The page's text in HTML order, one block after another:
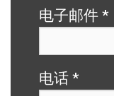
电子邮件 *
电话 *